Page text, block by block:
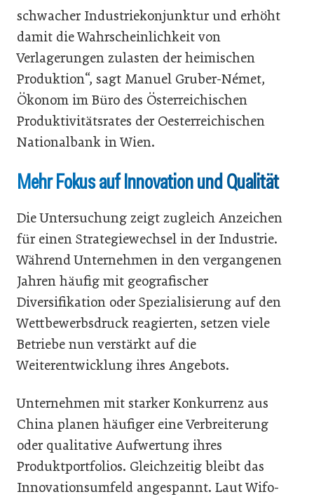
schwacher Industriekonjunktur und erhöht
damit die Wahrscheinlichkeit von
Verlagerungen zulasten der heimischen
Produktion“, sagt Manuel Gruber-Német,
Ökonom im Büro des Österreichischen
Produktivitätsrates der Oesterreichischen
Nationalbank in Wien.
Mehr Fokus auf Innovation und Qualität
Die Untersuchung zeigt zugleich Anzeichen
für einen Strategiewechsel in der Industrie.
Während Unternehmen in den vergangenen
Jahren häufig mit geografischer
Diversifikation oder Spezialisierung auf den
Wettbewerbsdruck reagierten, setzen viele
Betriebe nun verstärkt auf die
Weiterentwicklung ihres Angebots.
Unternehmen mit starker Konkurrenz aus
China planen häufiger eine Verbreiterung
oder qualitative Aufwertung ihres
Produktportfolios. Gleichzeitig bleibt das
Innovationsumfeld angespannt. Laut Wifo-